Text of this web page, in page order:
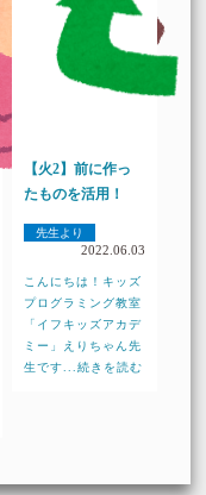
【火2】前に作っ
たものを活用！
先生より
2022.06.03
こんにちは！キッズ
プログラミング教室
「イフキッズアカデ
ミー」えりちゃん先
生です...続きを読む